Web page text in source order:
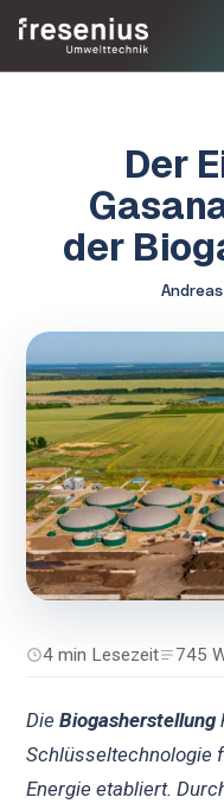
Der
der
4 min Lesezeit 745
DieBiogasherstellung
Schlüsseltechnologie
Energie etabliert.